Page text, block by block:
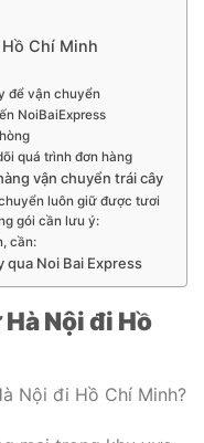
Chí Minh
để vận chuyển
NoiBaiExpress
quá trình đơn hàng
vận chuyển trái cây
luôn giữ được tươi
gói cần lưu ý:
cần:
qua Noi Bai Express
Nội đi Hồ
Nội đi Hồ Chí Minh?